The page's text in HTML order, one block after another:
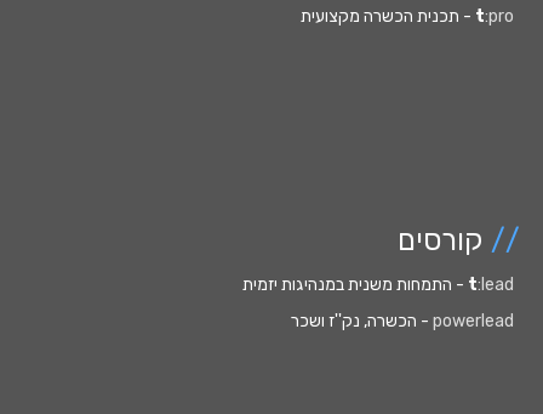
t:pro - תכנית הכשרה מקצועית
// קורסים
t:lead
- התמחות משנית במנהיגות יזמית
powerlead - הכשרה, נק''ז ושכר